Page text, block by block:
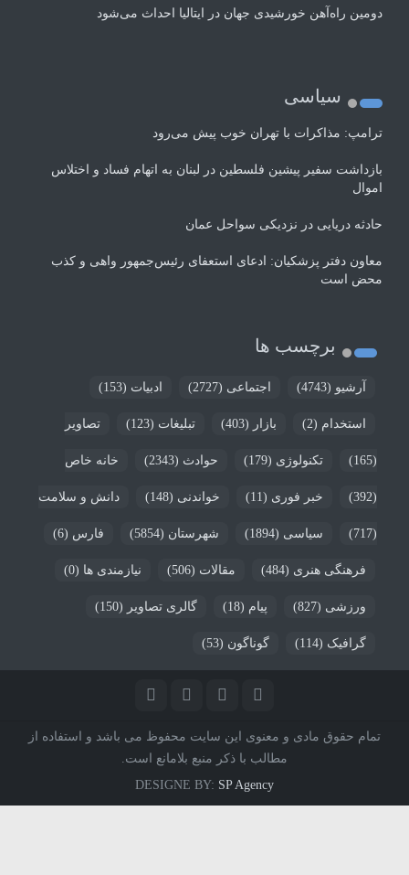
دومین راه‌آهن خورشیدی جهان در ایتالیا احداث می‌شود
سیاسی
ترامپ: مذاکرات با تهران خوب پیش می‌رود
بازداشت سفیر پیشین فلسطین در لبنان به اتهام فساد و اختلاس
اموال
حادثه دریایی در نزدیکی سواحل عمان
معاون دفتر پزشکیان: ادعای استعفای رئیس‌جمهور واهی و کذب
محض است
برچسب ها
آرشیو (4743) اجتماعی (2727) ادبیات (153)
استخدام (2) بازار (403) تبلیغات (123) تصاویر
(165) تکنولوژی (179) حوادث (2343) خانه خاص
(392) خبر فوری (11) خواندنی (148) دانش و سلامت
(717) سیاسی (1894) شهرستان (5854) فارس (6)
فرهنگی هنری (484) مقالات (506) نیازمندی ها (0)
ورزشی (827) پیام (18) گالری تصاویر (150)
گرافیک (114) گوناگون (53)
تمام حقوق مادی و معنوی این سایت محفوظ می باشد و استفاده از
مطالب با ذکر منبع بلامانع است.
DESIGNE BY: SP Agency